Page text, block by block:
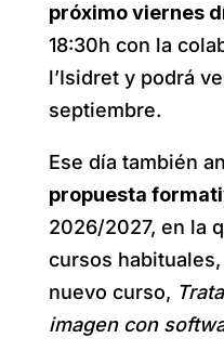
próximo viernes
18:30h con la
l’Isidret y podrá
septiembre.
Ese día también
propuesta
2026/2027, en la
cursos
nuevo curso,
imagen con